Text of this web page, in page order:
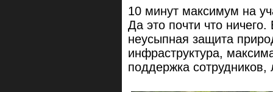
10 минут максимум на
Да это почти что
неусыпная защита
инфраструктура,
поддержка